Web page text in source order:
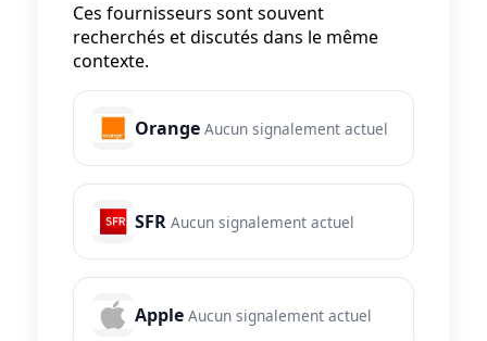
Ces fournisseurs sont souvent
recherchés et discutés dans le même
contexte.
Orange Aucun signalement actuel
SFR Aucun signalement actuel
Apple Aucun signalement actuel